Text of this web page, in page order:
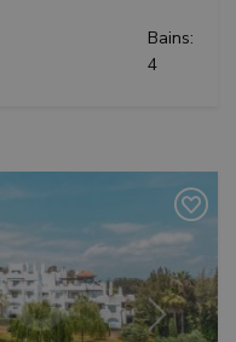
Bains:
4
Suivant